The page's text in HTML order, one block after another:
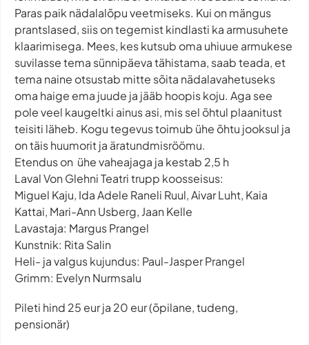
Paras paik nädalalõpu veetmiseks. Kui on mängus
prantslased, siis on tegemist kindlasti ka armusuhete
klaarimisega. Mees, kes kutsub oma uhiuue armukese
suvilasse tema sünnipäeva tähistama, saab teada, et
tema naine otsustab mitte sõita nädalavahetuseks
oma haige ema juude ja jääb hoopis koju. Aga see
pole veel kaugeltki ainus asi, mis sel õhtul plaanitust
teisiti läheb. Kogu tegevus toimub ühe õhtu jooksul ja
on täis huumorit ja äratundmisröömu.
Etendus on ühe vaheajaga ja kestab 2,5 h
Laval Von Glehni Teatri trupp koosseisus:
Miguel Kaju, Ida Adele Raneli Ruul, Aivar Luht, Kaia
Kattai, Mari-Ann Usberg, Jaan Kelle
Lavastaja: Margus Prangel
Kunstnik: Rita Salin
Heli- ja valgus kujundus: Paul-Jasper Prangel
Grimm: Evelyn Nurmsalu
Pileti hind 25 eur ja 20 eur (õpilane, tudeng,
pensionär)